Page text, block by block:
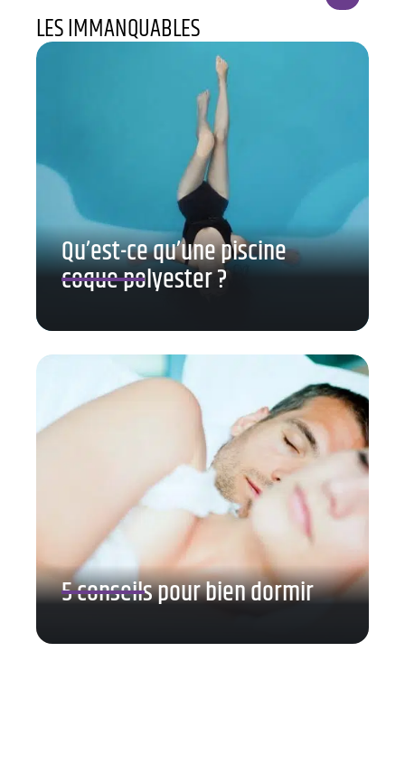
LES IMMANQUABLES
Qu’est-ce qu’une piscine
coque polyester ?
5 conseils pour bien dormir